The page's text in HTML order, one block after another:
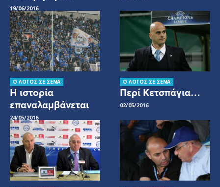
19/06/2016
Ο ΛΟΓΟΣ ΣΕ ΣΕΝΑ
Η ιστορία
επαναλαμβάνεται
24/05/2016
Ο ΛΟΓΟΣ ΣΕ ΣΕΝΑ
Περί Κετσπάγια…
02/05/2016